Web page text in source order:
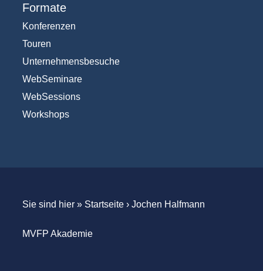
Formate
Konferenzen
Touren
Unternehmensbesuche
WebSeminare
WebSessions
Workshops
Sie sind hier » Startseite› Jochen Halfmann
MVFP Akademie